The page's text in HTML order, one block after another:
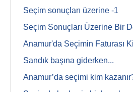
Seçim sonuçları üzerine -1
Seçim Sonuçları Üzerine Bir
Anamur'da Seçimin Faturası
Sandık başına giderken...
Anamur’da seçimi kim